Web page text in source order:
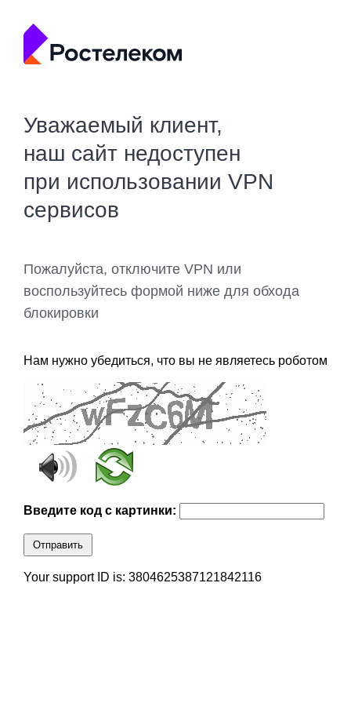
Уважаемый клиент,
наш сайт недоступен
при использовании VPN
сервисов
Пожалуйста, отключите VPN или
воспользуйтесь формой ниже для обхода
блокировки
Нам нужно убедиться, что вы не являетесь роботом
Введите код с картинки:
Отправить
Your support ID is: 3804625387121842116